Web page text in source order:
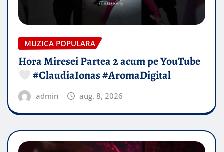
MUZICA POPULARA
Hora Miresei Partea 2 acum pe YouTube
#ClaudiaIonas #AromaDigital
admin aug. 8, 2026